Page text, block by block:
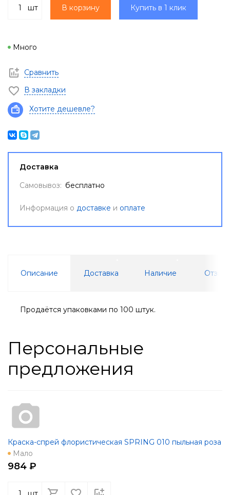
шт В корзину Купить в 1 клик
Много
Сравнить
В закладки
Хотите дешевле?
Доставка
Самовывоз: бесплатно
Информация о доставке и оплате
Описание Доставка Наличие
Продаётся упаковками по 100 штук.
Персональные
предложения
Краска-спрей флористическая SPRING 010 пыльная роза
Мало
984 ₽